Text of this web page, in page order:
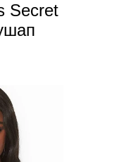
Secret